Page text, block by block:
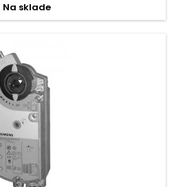
Na sklade